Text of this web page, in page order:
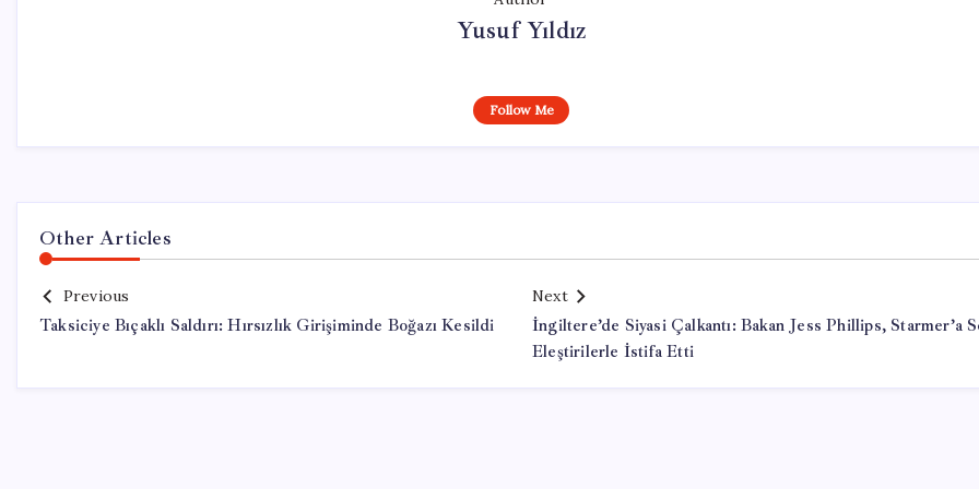
Yusuf Yıldız
Follow Me
Other Articles
Previous
Taksiciye Bıçaklı Saldırı: Hırsızlık Girişiminde Boğazı Kesildi
Next
İngiltere’de Siyasi Çalkantı: Bakan Jess Phillips, Starmer’a
Eleştirilerle İstifa Etti